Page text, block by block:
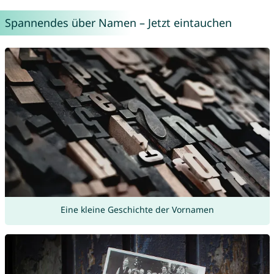
Spannendes über Namen – Jetzt eintauchen
Eine kleine Geschichte der Vornamen